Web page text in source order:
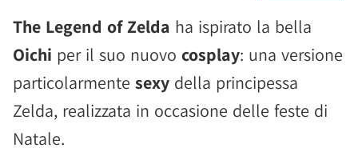
The Legend of Zelda ha ispirato la bella
Oichi per il suo nuovo cosplay: una versione
particolarmente sexy della principessa
Zelda, realizzata in occasione delle feste di
Natale.